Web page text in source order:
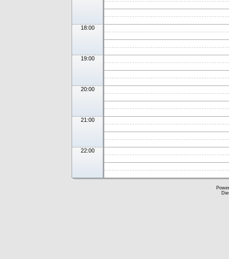
18:00
19:00
20:00
21:00
22:00